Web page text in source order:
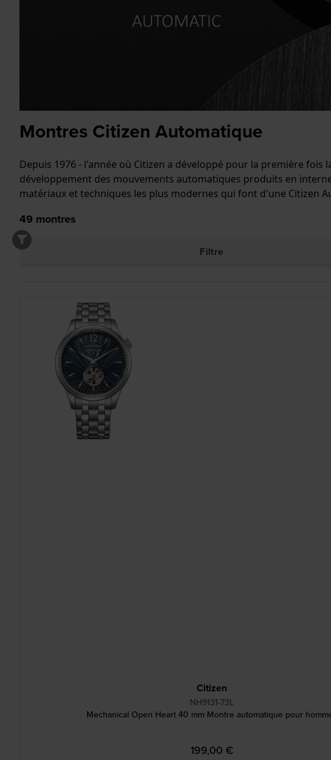
Montres Citizen Automatique
Depuis 1976 - l'année où Citizen a développé pour la première
développement des mouvements automatiques produits en
matériaux et techniques les plus modernes qui font d'une Citizen
49 montres
Filtre
Citizen
NH9131-73L
Mechanical Open Heart 40 mm Montre automatique pour
199,00 €